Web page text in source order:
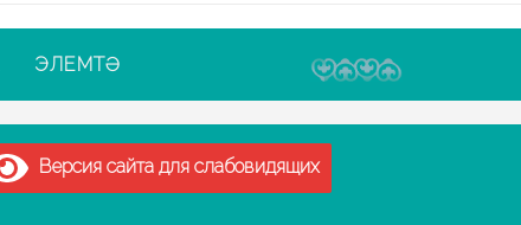
ЭЛЕМТӘ
Версия сайта для слабовидящих